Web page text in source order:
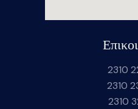
2310
2310
2310